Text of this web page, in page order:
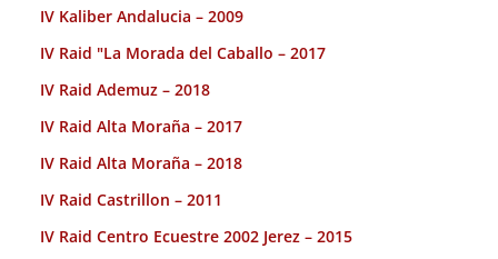
IV Kaliber Andalucia – 2009
IV Raid "La Morada del Caballo – 2017
IV Raid Ademuz – 2018
IV Raid Alta Moraña – 2017
IV Raid Alta Moraña – 2018
IV Raid Castrillon – 2011
IV Raid Centro Ecuestre 2002 Jerez – 2015